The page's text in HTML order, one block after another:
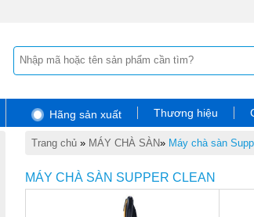
Hãng sản xuất Thương hiệu
Trang chủ » MÁY CHÀ SÀN» Máy chà sàn
MÁY CHÀ SÀN SUPPER CLEAN